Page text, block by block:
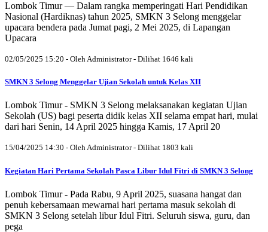
Lombok Timur — Dalam rangka memperingati Hari Pendidikan
Nasional (Hardiknas) tahun 2025, SMKN 3 Selong menggelar
upacara bendera pada Jumat pagi, 2 Mei 2025, di Lapangan
Upacara
02/05/2025 15:20 - Oleh Administrator - Dilihat 1646 kali
SMKN 3 Selong Menggelar Ujian Sekolah untuk Kelas XII
Lombok Timur - SMKN 3 Selong melaksanakan kegiatan Ujian
Sekolah (US) bagi peserta didik kelas XII selama empat hari, mulai
dari hari Senin, 14 April 2025 hingga Kamis, 17 April 20
15/04/2025 14:30 - Oleh Administrator - Dilihat 1803 kali
Kegiatan Hari Pertama Sekolah Pasca Libur Idul Fitri di SMKN 3 Selong
Lombok Timur - Pada Rabu, 9 April 2025, suasana hangat dan
penuh kebersamaan mewarnai hari pertama masuk sekolah di
SMKN 3 Selong setelah libur Idul Fitri. Seluruh siswa, guru, dan
pega